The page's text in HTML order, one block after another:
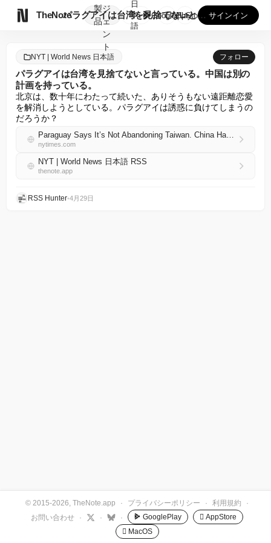
TheNote
製
品
ジ
ェ
ン
ト
パラグアイは台湾を見捨てないと言っている。中国は別の計画を持...
日
本
語
GooglePlay
AppStore サインイン
NYT | World News 日本語 フォロー
パラグアイは台湾を見捨てないと言っている。中国は別の
計画を持っている。
北京は、数十年にわたって続いた、ありそうもない遠距離恋愛
を解消しようとしている。パラグアイは誘惑に負けてしまうの
だろうか？
Paraguay Says It’s Not Abandoning Taiwan. China Has Other Plans.
nytimes.com
NYT | World News 日本語 RSS
thenote.app
RSS Hunter•4月29日
© 2015-2026, TheNote.app · プライバシーポリシー · 利用規約
·
お問い合わせ
· · · GooglePlay
 AppStore
 MacOS